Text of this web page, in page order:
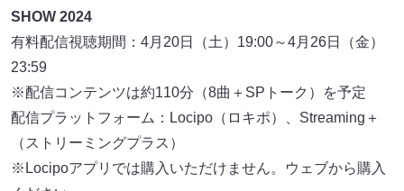
SHOW 2024
有料配信視聴期間：4月20日（土）19:00～4月26日（金）
23:59
※配信コンテンツは約110分（8曲＋SPトーク）を予定
配信プラットフォーム：Locipo（ロキポ）、Streaming＋
（ストリーミングプラス）
※Locipoアプリでは購入いただけません。ウェブから購入